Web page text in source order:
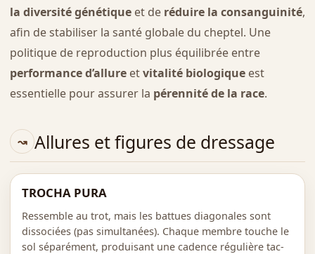
la diversité génétiqueet de réduire la consanguinité,
afin de stabiliser la santé globale du cheptel. Une
politique de reproduction plus équilibrée entre
performance d’allureetvitalité biologiqueest
essentielle pour assurer la pérennité de la race.
Allures et figures de dressage
TROCHA PURA
Ressemble au trot, mais les battues diagonales sont
dissociées (pas simultanées). Chaque membre touche le
sol séparément, produisant une cadence régulière tac-